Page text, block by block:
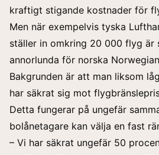
kraftigt stigande kostnader för
Men när exempelvis tyska
ställer in omkring 20 000 flyg är
annorlunda för norska
Bakgrunden är att man liksom
har säkrat sig mot
Detta fungerar på ungefär
bolånetagare kan välja en fast
– Vi har säkrat ungefär 50